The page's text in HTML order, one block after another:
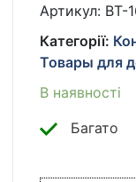
100ВТ
ПЛАСТ.
ЛОП.
ЧЕРНЫЙ/
ФИОЛЕТОВЫЙ
BT-
1630BP
Артикул: BT-
Категорії:
Товары для
В наявності
Багато